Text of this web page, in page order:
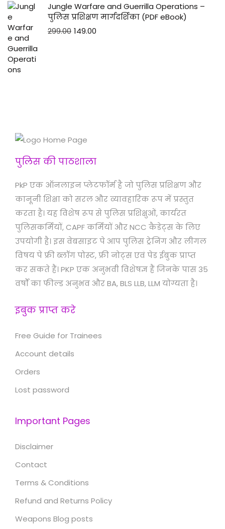
Jungle Warfare and Guerrilla Operations –
पुलिस प्रशिक्षण मार्गदर्शिका (PDF eBook)
299.00 149.00
पुलिस की पाठशाला
PkP एक ऑनलाइन प्लेटफॉर्म है जो पुलिस प्रशिक्षण और
कानूनी शिक्षा को सरल और व्यावहारिक रूप में प्रस्तुत
करता है। यह विशेष रूप से पुलिस प्रशिक्षुओं, कार्यरत
पुलिसकर्मियों, CAPF कर्मियों और NCC कैडेट्स के लिए
उपयोगी है। इस वेबसाइट पे आप पुलिस ट्रेनिंग और लीगल
विषय पे फ्री ब्लॉग पोस्ट, फ्री नोट्स एवं पेड ईबुक प्राप्त
कर सकते हैं। PKP एक अनुभवी विशेषज्ञ हैं जिनके पास 35
वर्षों का फील्ड अनुभव और BA, BLS LLB, LLM योग्यता है।
इबुक प्राप्त करे
Free Guide for Trainees
Account details
Orders
Lost password
Important Pages
Disclaimer
Contact
Terms & Conditions
Refund and Returns Policy
Weapons Blog posts